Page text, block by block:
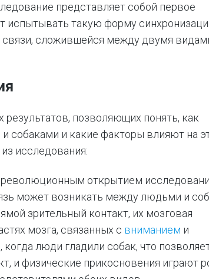
представляет собой первое
испытывать такую форму
связи, сложившейся между двумя
позволяющих понять, как
собаками и какие факторы влияют на
исследования:
открытием
может возникать между людьми и
зрительный контакт, их мозговая
мозга, связанных с вниманием и
люди гладили собак, что
и физические прикосновения играют